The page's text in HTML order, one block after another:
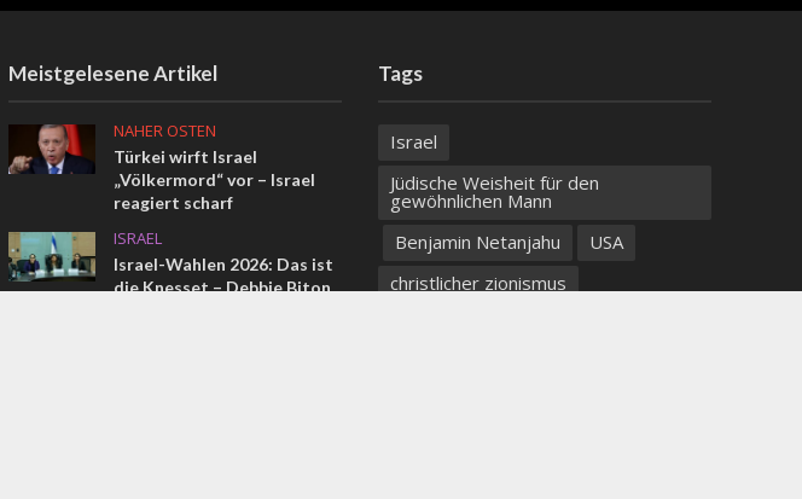
Meistgelesene Artikel
NAHER OSTEN
Türkei wirft Israel
„Völkermord“ vor – Israel
reagiert scharf
ISRAEL
Israel-Wahlen 2026: Das ist
die Knesset – Debbie Biton
Tags
Israel
Jüdische Weisheit für den
gewöhnlichen Mann
Benjamin Netanjahu
USA
christlicher zionismus